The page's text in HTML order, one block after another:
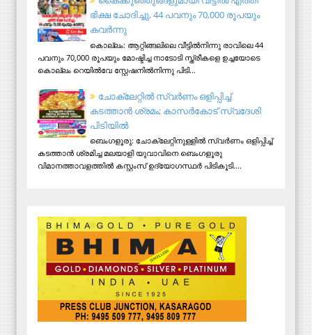
ഭിക്ഷ ചോദിച്ചു, 44 പവനും 70,000 രൂപയും
കവർന്നു
കൊല്ലം: ആറ്റിങ്ങലിലെ വീട്ടിൽനിന്നു രാവിലെ 44
പവനും 70,000 രൂപയും മോഷ്ടിച്ച നാടോടി സ്ത്രീകളെ ഉച്ചയോടെ
കൊല്ലം റെയിൽവേ സ്റ്റേഷനിൽനിന്നു പിടി...
ചോക്ലേറ്റിൽ സ്വർണം ഒളിപ്പിച്ച്
കടത്താൻ ശ്രമം; കാസർകോട് സ്വദേശി
പിടിയില്‍
ബെംഗളൂരു: ചോക്ലേറ്റിനുള്ളിൽ സ്വർണം ഒളിപ്പിച്ച്
കടത്താൻ ശ്രമിച്ച മലയാളി യുവാവിനെ ബെംഗളൂരു
വിമാനത്താവളത്തിൽ കസ്റ്റംസ് ഉദ്യോഗസ്ഥർ പിടികൂടി....